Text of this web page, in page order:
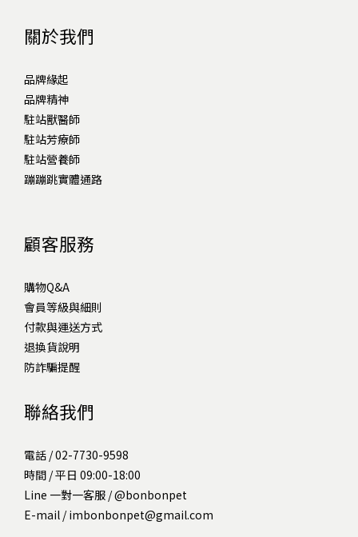
關於我們
品牌緣起
品牌精神
駐站獸醫師
駐站芳療師
駐站營養師
蹦蹦跳實體通路
顧客服務
購物Q&A
會員等級與細則
付款與運送方式
退換貨說明
防詐騙提醒
聯絡我們
電話 / 02-7730-9598
時間 / 平日 09:00-18:00
Line 一對一客服 /@bonbonpet
E-mail / imbonbonpet@gmail.com